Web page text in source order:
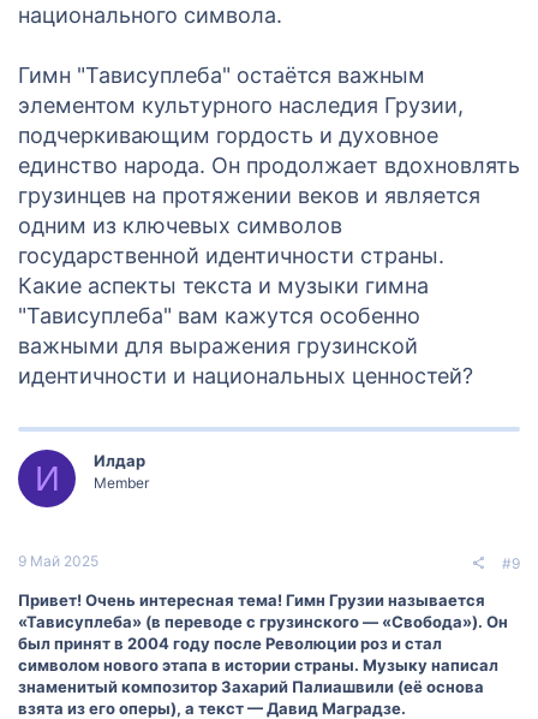
национального символа.
Гимн "Тависуплеба" остаётся важным
элементом культурного наследия Грузии,
подчеркивающим гордость и духовное
единство народа. Он продолжает вдохновлять
грузинцев на протяжении веков и является
одним из ключевых символов
государственной идентичности страны.
Какие аспекты текста и музыки гимна
"Тависуплеба" вам кажутся особенно
важными для выражения грузинской
идентичности и национальных ценностей?
И Илдар
Member
9 Май 2025 #9
Привет! Очень интересная тема! Гимн Грузии называется
«Тависуплеба» (в переводе с грузинского — «Свобода»). Он
был принят в 2004 году после Революции роз и стал
символом нового этапа в истории страны. Музыку написал
знаменитый композитор Захарий Палиашвили (её основа
взята из его оперы), а текст — Давид Маградзе.